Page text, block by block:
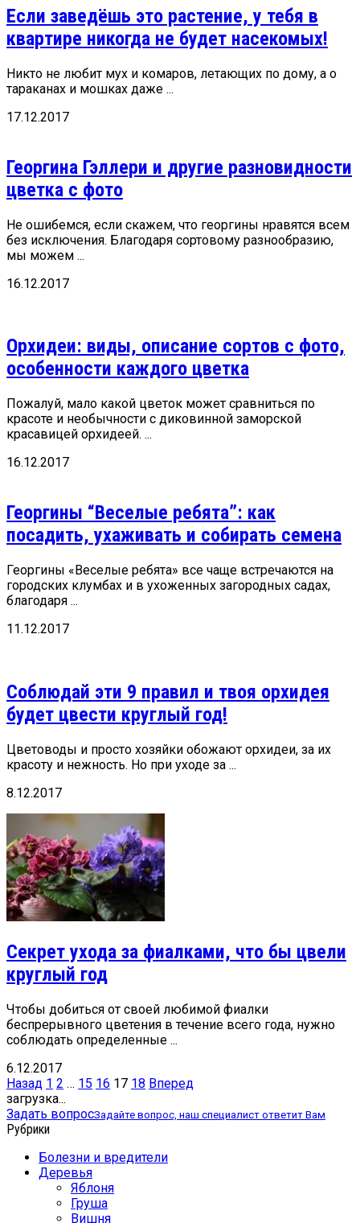
Если заведёшь это растение, у тебя в
квартире никогда не будет насекомых!
Никто не любит мух и комаров, летающих по дому, а о
тараканах и мошках даже ...
17.12.2017
Георгина Гэллери и другие разновидности
цветка с фото
Не ошибемся, если скажем, что георгины нравятся всем
без исключения. Благодаря сортовому разнообразию,
мы можем ...
16.12.2017
Орхидеи: виды, описание сортов с фото,
особенности каждого цветка
Пожалуй, мало какой цветок может сравниться по
красоте и необычности с диковинной заморской
красавицей орхидеей. ...
16.12.2017
Георгины “Веселые ребята”: как
посадить, ухаживать и собирать семена
Георгины «Веселые ребята» все чаще встречаются на
городских клумбах и в ухоженных загородных садах,
благодаря ...
11.12.2017
Соблюдай эти 9 правил и твоя орхидея
будет цвести круглый год!
Цветоводы и просто хозяйки обожают орхидеи, за их
красоту и нежность. Но при уходе за ...
8.12.2017
Секрет ухода за фиалками, что бы цвели
круглый год
Чтобы добиться от своей любимой фиалки
беспрерывного цветения в течение всего года, нужно
соблюдать определенные ...
6.12.2017
Пагинация
записей
Назад 1 2 … 15 16 17 18 Вперед
загрузка...
Задать вопросЗадайте вопрос, наш специалист ответит Вам
Рубрики
Болезни и вредители
Деревья
Яблоня
Груша
Вишня